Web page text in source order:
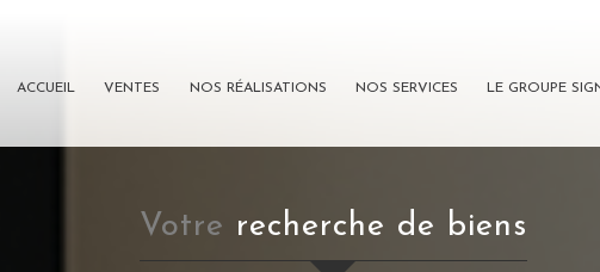
ACCUEIL VENTES NOS RÉALISATIONS NOS SERVICES LE GROUPE
votre recherche de biens